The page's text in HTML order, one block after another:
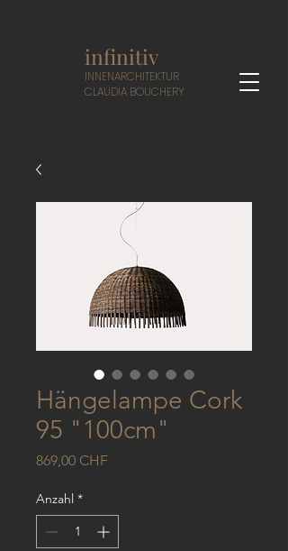
infinitiv
INNENARCHITEKTUR
CLAUDIA BOUCHERY
Hängelampe Cork
95 "100cm"
869,00 CHFPreis
Anzahl *